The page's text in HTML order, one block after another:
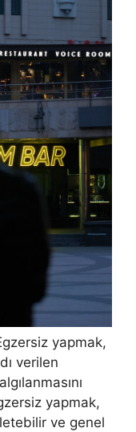
yapmak,
verilen
yapmak,
ve genel